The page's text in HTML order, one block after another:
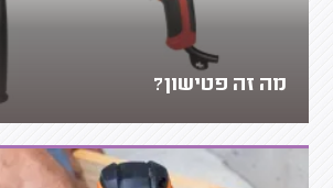
מה זה פטישון?